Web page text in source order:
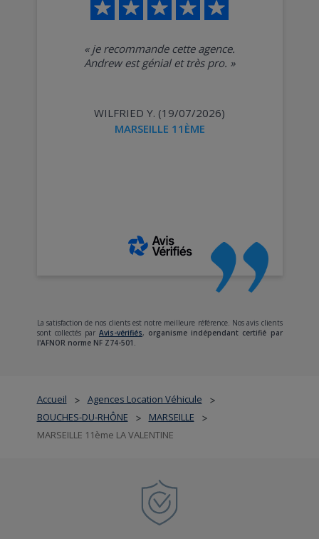
Accueil > Agences Location Véhicule >
BOUCHES-DU-RHÔNE > MARSEILLE >
MARSEILLE 11ème LA VALENTINE
« je recommande cette agence.
Andrew est génial et très pro. »
WILFRIED Y. (19/07/2026)
MARSEILLE 11ÈME
La satisfaction de nos clients est notre meilleure référence. Nos avis clients
sont collectés par Avis-vérifiés, organisme indépendant certifié par
l'AFNOR norme NF Z74-501.